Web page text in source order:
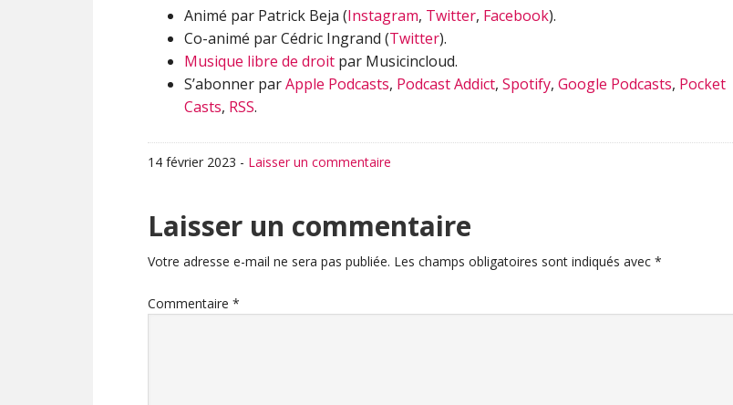
Animé par Patrick Beja (Instagram, Twitter, Facebook).
Co-animé par Cédric Ingrand (Twitter).
Musique libre de droit par Musicincloud.
S’abonner parApple Podcasts, Podcast Addict, Spotify, Google Podcasts, Pocket
Casts, RSS.
14 février 2023 - Laisser un commentaire
Interactions
du
lecteur
Laisser un commentaire
Votre adresse e-mail ne sera pas publiée. Les champs obligatoires sont indiqués avec *
Commentaire *